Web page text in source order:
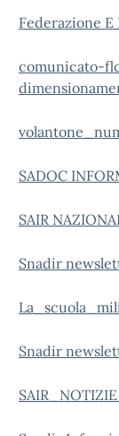
Federazione E
comunicato-
SADOC
SAIR
Snadir
Snadir